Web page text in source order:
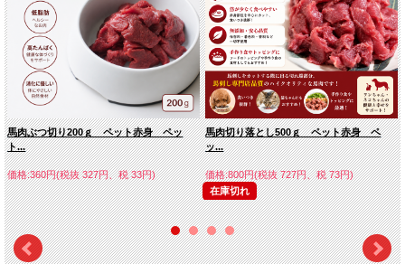
馬肉ぶつ切り200ｇ ペット赤身 ペッ
ト...
価格:360円(税抜 327円、税 33円)
馬肉切り落とし500ｇ ペット赤身 ペ
ッ...
価格:800円(税抜 727円、税 73円)
在庫切れ